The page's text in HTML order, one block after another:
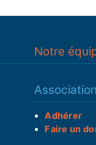
Notre
Association
Adhérer
Faire un